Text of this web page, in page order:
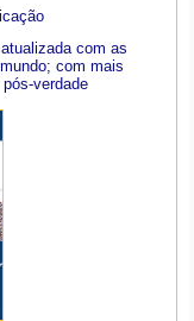
com as
com mais
verdade